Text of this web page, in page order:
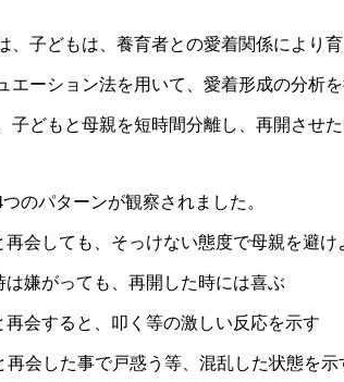
子どもは、養育者との愛着関係により
ーション法を用いて、愛着形成の分析を
どもと母親を短時間分離し、再開させ
のパターンが観察されました。
しても、そっけない態度で母親を避け
嫌がっても、再開した時には喜ぶ
会すると、叩く等の激しい反応を示す
会した事で戸惑う等、混乱した状態を示